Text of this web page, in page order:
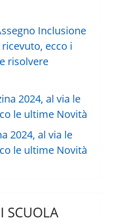
Inclusione
ecco i
risolvere
2024, al via le
le ultime Novità
SCUOLA